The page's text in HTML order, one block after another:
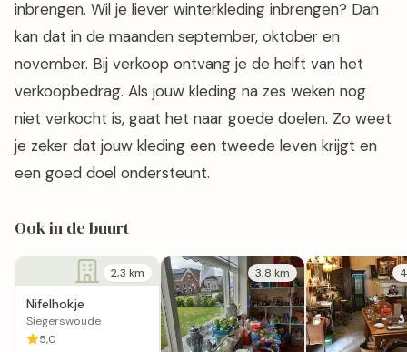
inbrengen. Wil je liever winterkleding inbrengen? Dan
kan dat in de maanden september, oktober en
november. Bij verkoop ontvang je de helft van het
verkoopbedrag. Als jouw kleding na zes weken nog
niet verkocht is, gaat het naar goede doelen. Zo weet
je zeker dat jouw kleding een tweede leven krijgt en
een goed doel ondersteunt.
Ook in de buurt
2,3 km
Nifelhokje
Siegerswoude
5,0
3,8 km